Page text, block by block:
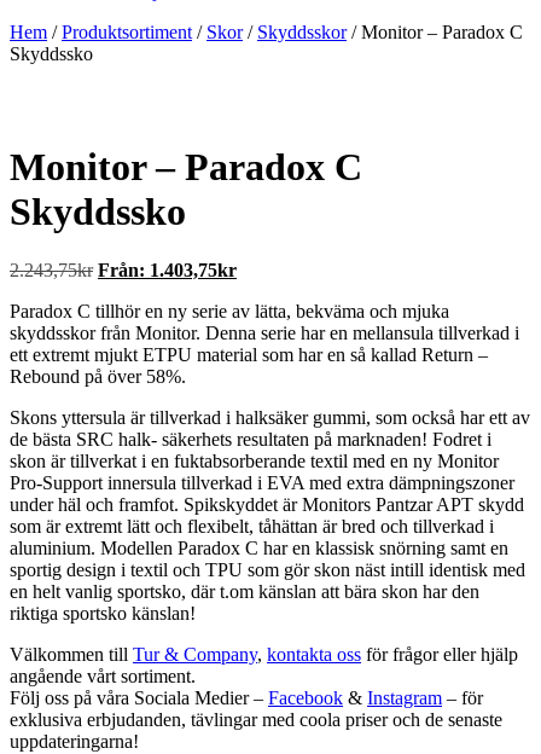
Hem /Produktsortiment / Skor/ Skyddsskor/ Monitor – Paradox C
Skyddssko
Monitor – Paradox C
Skyddssko
2.243,75kr Från: 1.403,75kr
Paradox C tillhör en ny serie av lätta, bekväma och mjuka
skyddsskor från Monitor. Denna serie har en mellansula tillverkad i
ett extremt mjukt ETPU material som har en så kallad Return –
Rebound på över 58%.
Skons yttersula är tillverkad i halksäker gummi, som också har ett av
de bästa SRC halk- säkerhets resultaten på marknaden! Fodret i
skon är tillverkat i en fuktabsorberande textil med en ny Monitor
Pro-Support innersula tillverkad i EVA med extra dämpningszoner
under häl och framfot. Spikskyddet är Monitors Pantzar APT skydd
som är extremt lätt och flexibelt, tåhättan är bred och tillverkad i
aluminium. Modellen Paradox C har en klassisk snörning samt en
sportig design i textil och TPU som gör skon näst intill identisk med
en helt vanlig sportsko, där t.om känslan att bära skon har den
riktiga sportsko känslan!
Välkommen till Tur & Company, kontakta oss för frågor eller hjälp
angående vårt sortiment.
Följ oss på våra Sociala Medier – Facebook & Instagram – för
exklusiva erbjudanden, tävlingar med coola priser och de senaste
uppdateringarna!